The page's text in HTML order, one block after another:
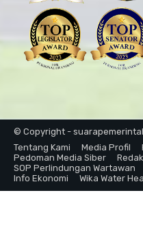
© Copyright -
Tentang Kami
Media Profil
Pedoman Media Siber
SOP Perlindungan Wartawan
Info Ekonomi
Wika Water